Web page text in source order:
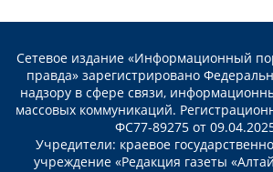
Сетевое издание «Информационный
правда» зарегистрировано
надзору в сфере связи,
массовых коммуникаций.
ФС77-89275 от
Учредители: краевое
учреждение «Редакция газеты